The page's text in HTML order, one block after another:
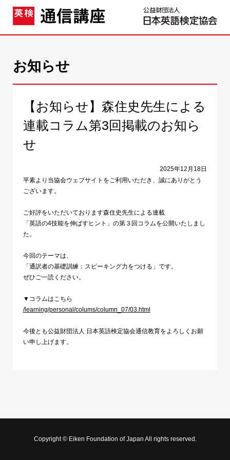
お知らせ
【お知らせ】森住史先生による
連載コラム第3回掲載のお知ら
せ
2025年12月18日
平素より当協会ウェブサイトをご利用いただき、誠にありがとう
ございます。
ご好評をいただいております森住史先生による連載
「英語の4技能を伸ばすヒント」の第３回コラムを公開いたしまし
た。
今回のテーマは、
「通訳者の基礎訓練：スピーキング力をつける」です。
ぜひご一読ください。
▼コラムはこちら
/learning/personal/colums/column_07/03.html
今後とも公益財団法人 日本英語検定協会通信教育をよろしくお願
い申し上げます。
Copyright © Eiken Foundation of Japan All rights reserved.